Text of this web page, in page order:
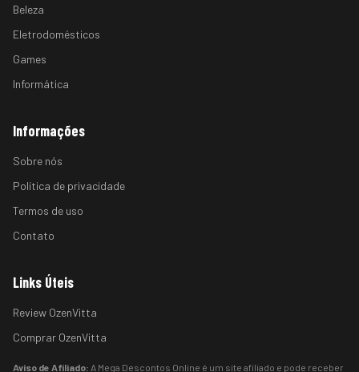
Beleza
Eletrodomésticos
Games
Informática
Informações
Sobre nós
Política de privacidade
Termos de uso
Contato
Links Úteis
Review OzenVitta
Comprar OzenVitta
Aviso de Afiliado: A Mega Descontos Online é um site afiliado e pode receber